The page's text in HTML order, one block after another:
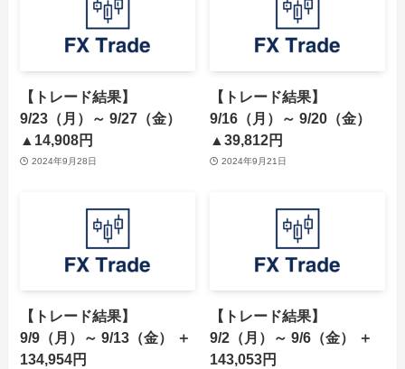
【トレード結果】
9/23（月）～ 9/27（金）
▲14,908円
2024年9月28日
【トレード結果】
9/16（月）～ 9/20（金）
▲39,812円
2024年9月21日
【トレード結果】
9/9（月）～ 9/13（金） ＋
134,954円
【トレード結果】
9/2（月）～ 9/6（金） ＋
143,053円